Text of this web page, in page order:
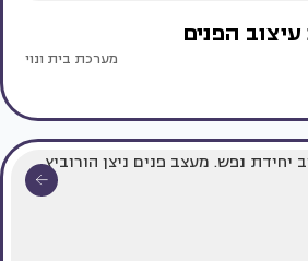
הפנים
מערכת בית ונוי